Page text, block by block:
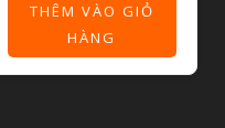
THÊM VÀO GIỎ
HÀNG